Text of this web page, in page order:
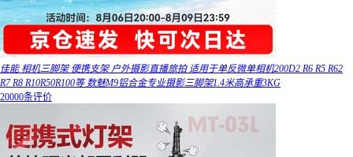
佳能 相机三脚架 便携支架 户外摄影直播旅拍 适用于单反微单相机200D2 R6 R5 R62
R7 R8 R10R50R100等 数魅M9铝合金专业摄影三脚架1.4米高承重3KG
20000条评价